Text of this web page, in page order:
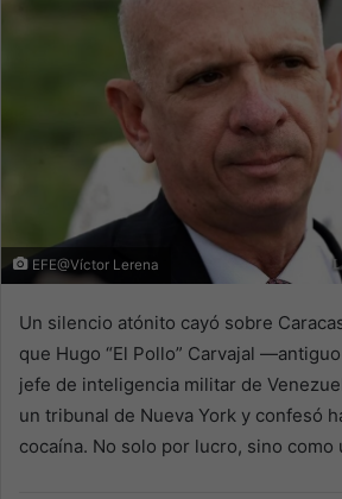
EFE@Víctor Lerena
Un silencio atónito cayó sobre
que Hugo “El Pollo” Carvajal
jefe de inteligencia militar de
un tribunal de Nueva York y confesó
cocaína. No solo por lucro, sino como